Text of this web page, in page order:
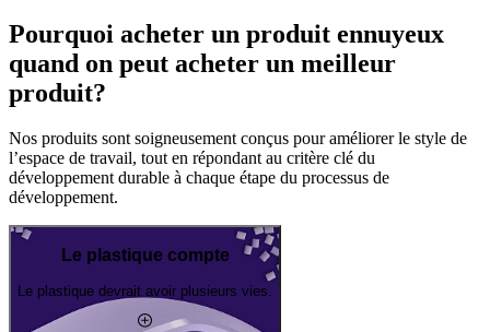
Pourquoi acheter un produit ennuyeux
quand on peut acheter un meilleur
produit?
Nos produits sont soigneusement conçus pour améliorer le style de
l’espace de travail, tout en répondant au critère clé du
développement durable à chaque étape du processus de
développement.
Le plastique compte
Le plastique devrait avoir plusieurs vies.